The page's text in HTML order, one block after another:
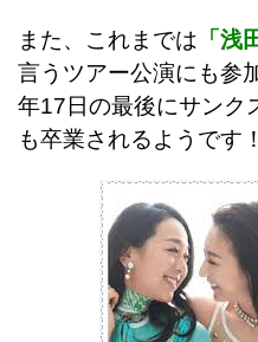
また、これまでは 「浅
言うツアー公演にも参
年17日の最後にサンク
も卒業されるようです